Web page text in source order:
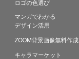
ロゴの色選び
マンガでわかる
デザイン活用
ZOOM背景画像無料作成
キャラマーケット